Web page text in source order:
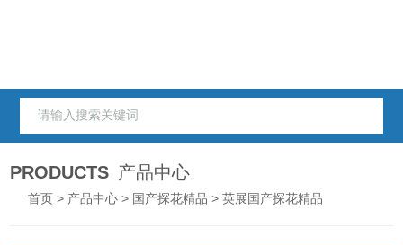
PRODUCTS 产品中心
首页 > 产品中心 > 国产探花精品 > 英展国产探花精品